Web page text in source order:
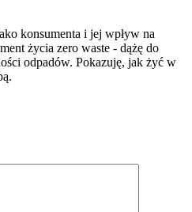
konsumenta i jej wpływ na
życia zero waste - dążę do
odpadów. Pokazuję, jak żyć w